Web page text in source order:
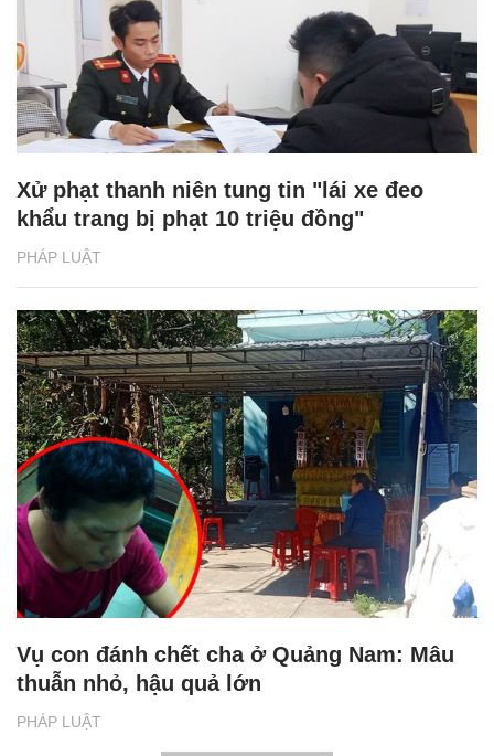
PHÁP LUẬT
Xử phạt thanh niên tung tin "lái xe đeo
khẩu trang bị phạt 10 triệu đồng"
PHÁP LUẬT
Vụ con đánh chết cha ở Quảng Nam: Mâu
thuẫn nhỏ, hậu quả lớn